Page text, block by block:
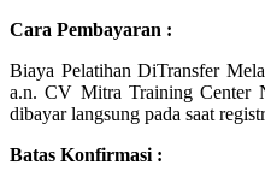
Cara Pembayaran :
Biaya Pelatihan DiTransfer
a.n. CV Mitra Training Center
dibayar langsung pada saat
Batas Konfirmasi :